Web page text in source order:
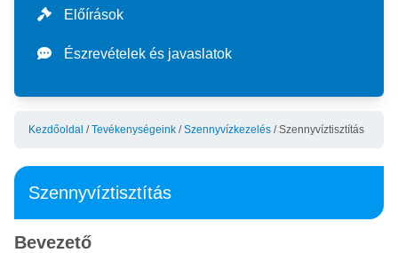
szennyvízkezelés
befektetések
aktuális befektetések
pénzügyek
SZABVÁNYOK
integrált vállalatirányítási rendszer (ims)
Előírások
Észrevételek és javaslatok
Kezdőoldal / Tevékenységeink / Szennyvízkezelés / Szennyvíztisztítás
Szennyvíztisztítás
Bevezető